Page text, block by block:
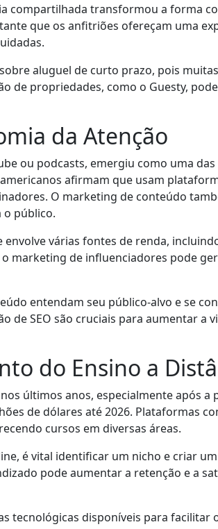
compartilhada transformou a forma
que os anfitriões ofereçam uma
aluguel de curto prazo, pois
de propriedades, como o Guesty,
da Atenção
ou podcasts, emergiu como uma
afirmam que usam
O marketing de conteúdo
o público.
várias fontes de renda,
de influenciadores pode
entendam seu público-alvo e se
de SEO são cruciais para aumentar a
do Ensino a
últimos anos, especialmente após a
de dólares até 2026. Plataformas
cursos em diversas áreas.
é vital identificar um nicho e criar
pode aumentar a retenção e a
tecnológicas disponíveis para facilitar